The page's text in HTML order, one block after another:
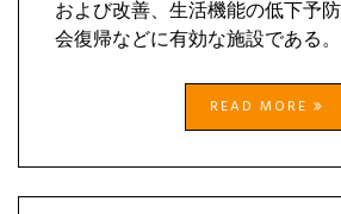
および改善、生活機能の低下予
会復帰などに有効な施設である
READ MORE